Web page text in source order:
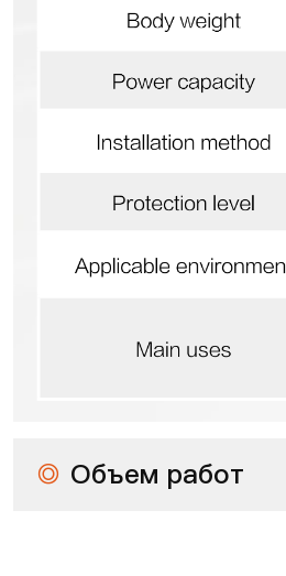
◎ Объем работ